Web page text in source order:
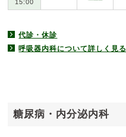
15:00
代診・休診
呼吸器内科について詳しく見る
糖尿病・内分泌内科